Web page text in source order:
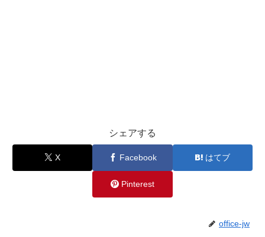
シェアする
X Facebook はてブ
Pinterest
office-jw